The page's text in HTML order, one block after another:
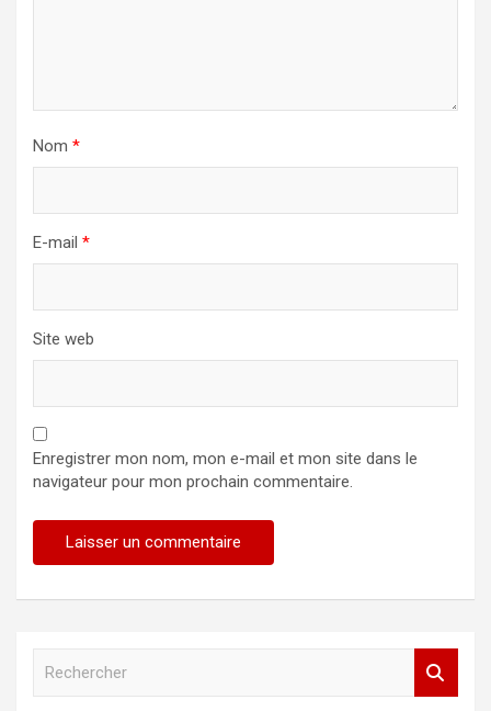
Nom *
E-mail *
Site web
Enregistrer mon nom, mon e-mail et mon site dans le
navigateur pour mon prochain commentaire.